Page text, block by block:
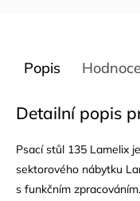
Popis
Detailní popis
Psací stůl 135 Lamelix
sektorového nábytku
s funkčním